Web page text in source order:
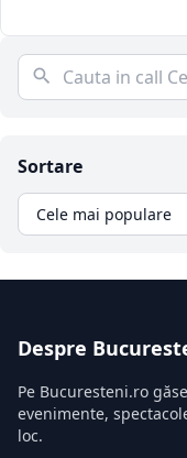
Sortare
Despre
Pe Bucuresteni.ro
evenimente,
loc.